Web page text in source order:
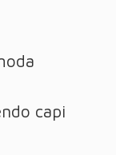
capi